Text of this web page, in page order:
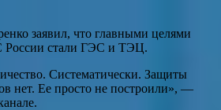
заявил, что главными целями
России стали ГЭС и ТЭЦ.
Систематически. Защиты
нет. Ее просто не построили», —